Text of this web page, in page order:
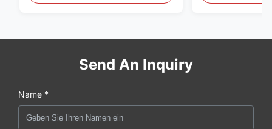
Send An Inquiry
Name *